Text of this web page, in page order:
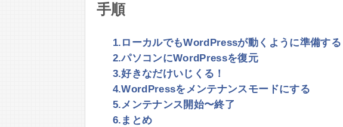
手順
1.ローカルでもWordPressが動くように準備する
2.パソコンにWordPressを復元
3.好きなだけいじくる！
4.WordPressをメンテナンスモードにする
5.メンテナンス開始〜終了
6.まとめ